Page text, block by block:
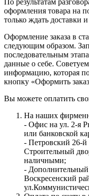
оформления товара на
только ждать доставки
Оформление заказа в
следующим образом.
последовательным
данные о себе.
информацию, которая
кнопку «Оформить
Вы можете оплатить
На наших
- Офис на ул. 2-я
или банковской
- Петровский 26-
Строительный
наличными;
-
Воскресенский